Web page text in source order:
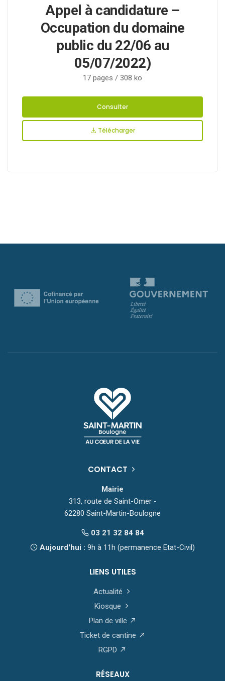
Appel à candidature –
Occupation du domaine
public du 22/06 au
05/07/2022)
17 pages / 308 ko
Consulter
Télécharger
CONTACT
Mairie
313, route de Saint-Omer -
62280 Saint-Martin-Boulogne
03 21 32 84 84
Aujourd'hui : 9h à 11h (permanence Etat-Civil)
LIENS UTILES
Actualité
Kiosque
Plan de ville
Ticket de cantine
RGPD
RÉSEAUX